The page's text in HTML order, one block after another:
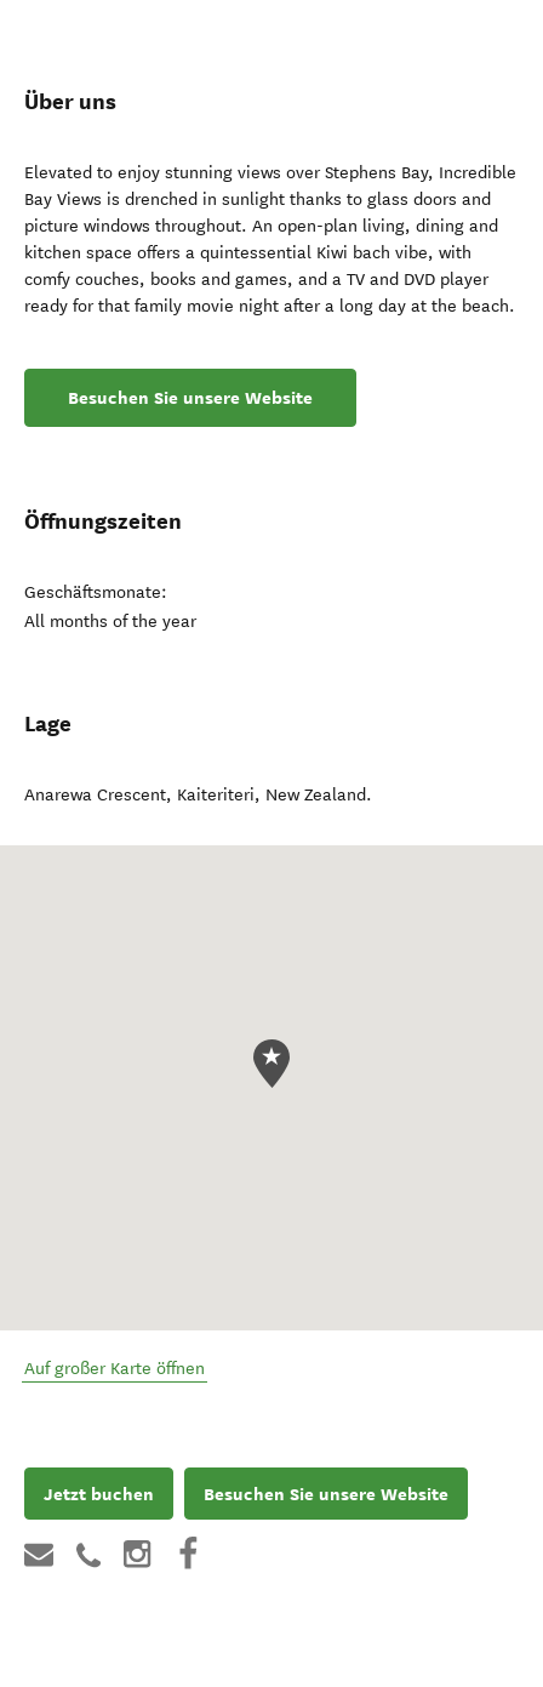
Über uns
Elevated to enjoy stunning views over Stephens Bay, Incredible
Bay Views is drenched in sunlight thanks to glass doors and
picture windows throughout. An open-plan living, dining and
kitchen space offers a quintessential Kiwi bach vibe, with
comfy couches, books and games, and a TV and DVD player
ready for that family movie night after a long day at the beach.
Besuchen Sie unsere Website
Öffnungszeiten
Geschäftsmonate:
All months of the year
Lage
Anarewa Crescent, Kaiteriteri, New Zealand.
Auf großer Karte öffnen
Jetzt buchen Besuchen Sie unsere Website